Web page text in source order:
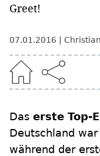
Greet!
07.01.2016
Das erste Top-
Deutschland
während der